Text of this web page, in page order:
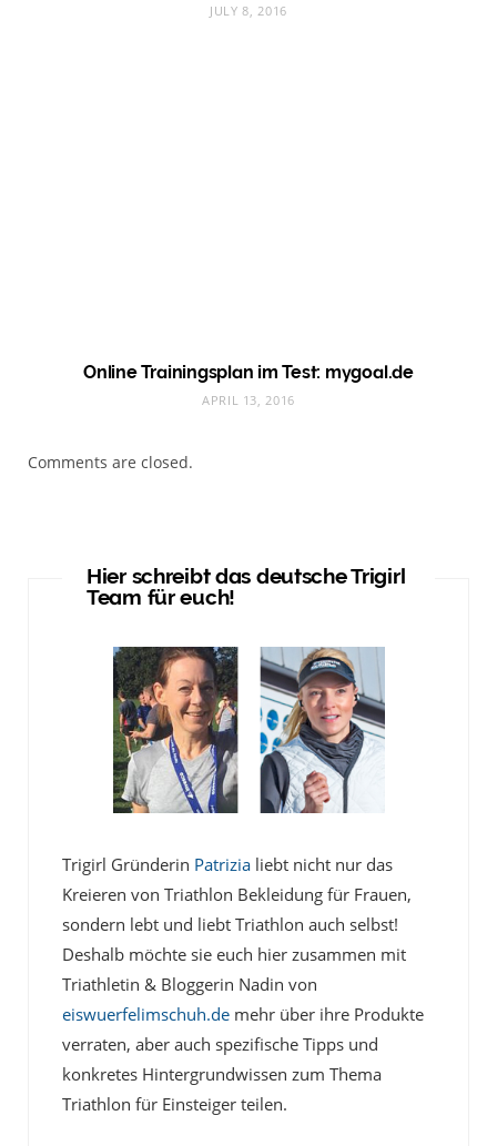
JULY 8, 2016
Online Trainingsplan im Test: mygoal.de
APRIL 13, 2016
Comments are closed.
Hier schreibt das deutsche Trigirl
Team für euch!
Trigirl Gründerin Patrizia liebt nicht nur das
Kreieren von Triathlon Bekleidung für Frauen,
sondern lebt und liebt Triathlon auch selbst!
Deshalb möchte sie euch hier zusammen mit
Triathletin & Bloggerin Nadin von
eiswuerfelimschuh.de mehr über ihre Produkte
verraten, aber auch spezifische Tipps und
konkretes Hintergrundwissen zum Thema
Triathlon für Einsteiger teilen.